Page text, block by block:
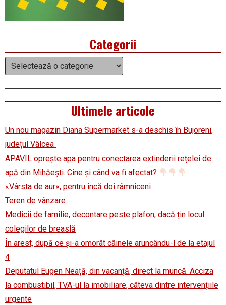
Categorii
Categorii
Ultimele articole
Un nou magazin Diana Supermarket s-a deschis în Bujoreni,
județul Vâlcea
APAVIL oprește apa pentru conectarea extinderii rețelei de
apă din Mihăești. Cine și când va fi afectat?
«Vârsta de aur», pentru încă doi râmniceni
Teren de vânzare
Medicii de familie, decontare peste plafon, dacă țin locul
colegilor de breaslă
În arest, după ce și-a omorât câinele aruncându-l de la etajul
4
Deputatul Eugen Neață, din vacanță, direct la muncă. Acciza
la combustibil, TVA-ul la imobiliare, câteva dintre intervențiile
urgente